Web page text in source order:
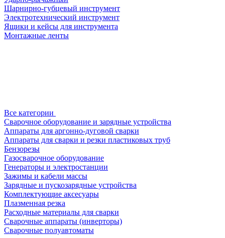
Шарнирно-губцевый инструмент
Электротехнический инструмент
Ящики и кейсы для инструмента
Монтажные ленты
Все категории
Сварочное оборудование и зарядные устройства
Аппараты для аргонно-дуговой сварки
Аппараты для сварки и резки пластиковых труб
Бензорезы
Газосварочное оборудование
Генераторы и электростанции
Зажимы и кабели массы
Зарядные и пускозарядные устройства
Комплектующие аксесуары
Плазменная резка
Расходные материалы для сварки
Сварочные аппараты (инверторы)
Сварочные полуавтоматы